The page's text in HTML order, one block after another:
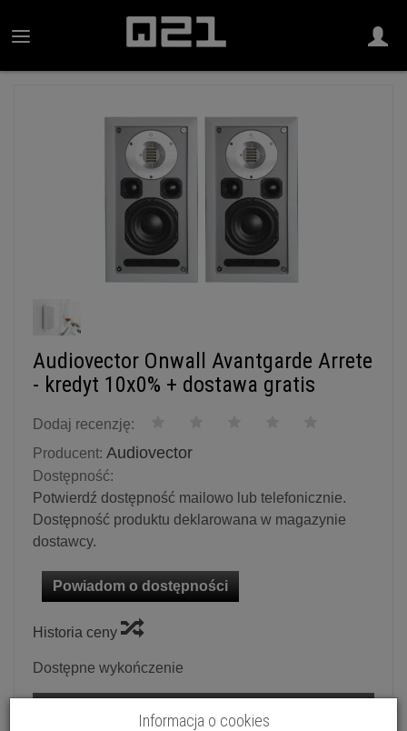
Audiovector Onwall Avantgarde Arrete
- kredyt 10x0% + dostawa gratis
Dodaj recenzję:
Producent: Audiovector
Dostępność:
Potwierdź dostępność mailowo lub telefonicznie.
Dostępność produktu deklarowana w magazynie
dostawcy.
Powiadom o dostępności
Historia ceny
Dostępne wykończenie
Informacja o cookies